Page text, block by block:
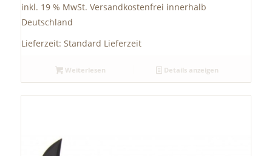
inkl. 19 % MwSt. Versandkostenfrei innerhalb
Deutschland
Lieferzeit: Standard Lieferzeit
Weiterlesen Details anzeigen